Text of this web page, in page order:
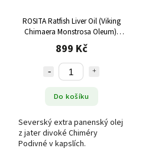
ROSITA Ratfish Liver Oil (Viking
Chimaera Monstrosa Oleum),
Olej z jater divoké chiméry
podivné, 90 kapslí
899 Kč
Do košíku
Severský extra panenský olej
z jater divoké Chiméry
Podivné v kapslích.